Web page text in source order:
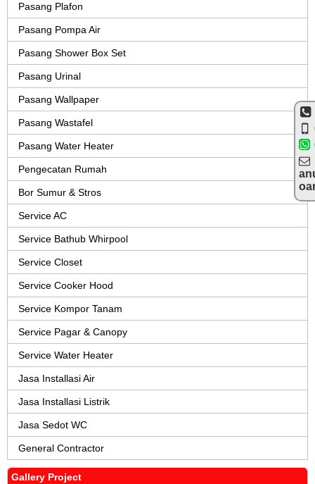
Pasang Plafon
Pasang Pompa Air
Pasang Shower Box Set
Pasang Urinal
Pasang Wallpaper
Pasang Wastafel
Pasang Water Heater
Pengecatan Rumah
Bor Sumur & Stros
Service AC
Service Bathub Whirpool
Service Closet
Service Cooker Hood
Service Kompor Tanam
Service Pagar & Canopy
Service Water Heater
Jasa Installasi Air
Jasa Installasi Listrik
Jasa Sedot WC
General Contractor
Gallery Project